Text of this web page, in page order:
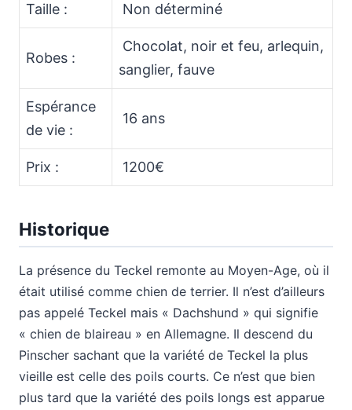
Taille : Non déterminé
Robes :
Chocolat, noir et feu, arlequin,
sanglier, fauve
Espérance
de vie :
16 ans
Prix : 1200€
Historique
La présence du Teckel remonte au Moyen-Age, où il
était utilisé comme chien de terrier. Il n’est d’ailleurs
pas appelé Teckel mais « Dachshund » qui signifie
« chien de blaireau » en Allemagne. Il descend du
Pinscher sachant que la variété de Teckel la plus
vieille est celle des poils courts. Ce n’est que bien
plus tard que la variété des poils longs est apparue